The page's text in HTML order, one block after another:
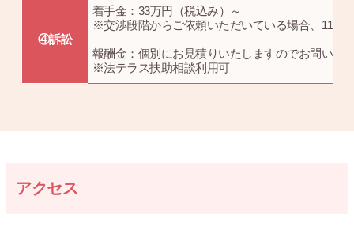
④訴訟
着手金：33万円（税込み）～
※交渉段階からご依頼いただいている場合、11万
報酬金：個別にお見積りいたしますのでお問い合
※法テラス扶助相談利用可
アクセス